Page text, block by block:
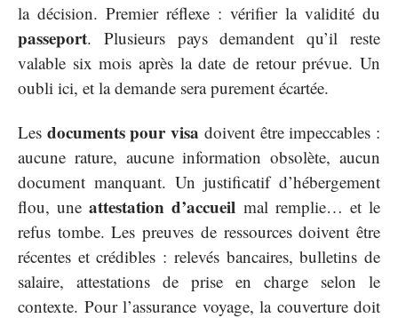
la décision. Premier réflexe : vérifier la validité du
passeport. Plusieurs pays demandent qu’il reste
valable six mois après la date de retour prévue. Un
oubli ici, et la demande sera purement écartée.
Les documents pour visa doivent être impeccables :
aucune rature, aucune information obsolète, aucun
document manquant. Un justificatif d’hébergement
flou, uneattestation d’accueil mal remplie… et le
refus tombe. Les preuves de ressources doivent être
récentes et crédibles : relevés bancaires, bulletins de
salaire, attestations de prise en charge selon le
contexte. Pour l’assurance voyage, la couverture doit